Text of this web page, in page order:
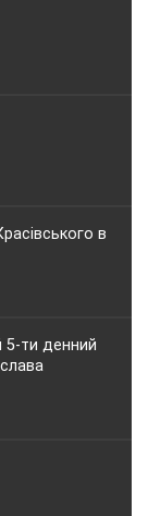
в
5-ти денний